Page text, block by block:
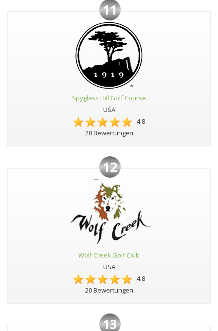
11
Spyglass Hill Golf Course
USA
4.8
28 Bewertungen
12
Wolf Creek Golf Club
USA
4.8
20 Bewertungen
13